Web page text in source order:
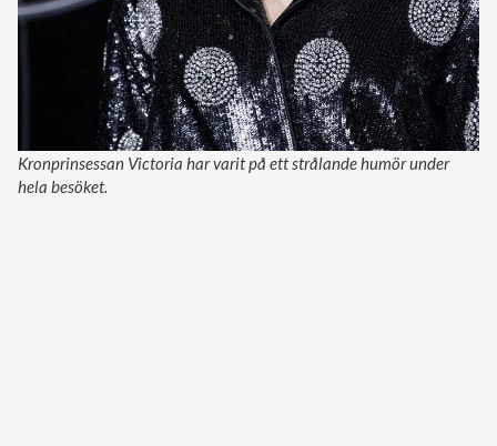
Kronprinsessan Victoria har varit på ett strålande humör under
hela besöket.